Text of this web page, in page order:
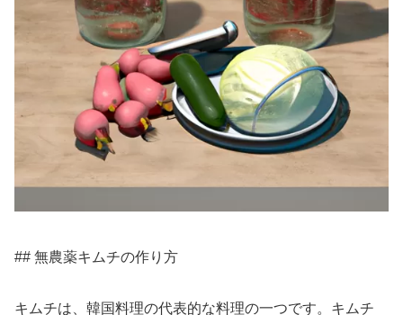
## 無農薬キムチの作り方
キムチは、韓国料理の代表的な料理の一つです。キムチ